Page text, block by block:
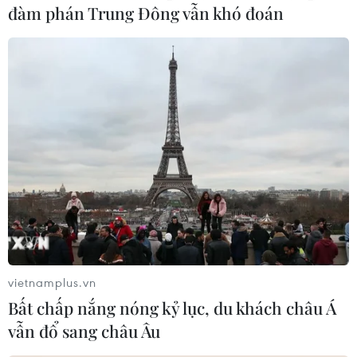
khôi phục kinh tế sau dịch, điều hành tỷ giá ổn
định và sẵn sàng can thiệp để đảm bảo thanh
khoản ngoại tệ cho nền kinh tế, không để xảy ra
Bên cạnh đó, Ngân hàng Nhà nước đã có
phương án điều hành lãi suất phù hợp như xem
xét giảm tiếp lãi suất điều hành như tái cấp vốn,
chiết khấu, thị trường mở... cùng với quyết liệt
chỉ đạo tổ chức tín dụng tiết giảm chi phí, giảm
lợi nhuận để tạo điều kiện tiếp tục giảm lãi suất
cho vay một cách bền vững thời gian tới.
Đối với các kiến nghị liên quan đến Thông tư
01, Thống đốc chia sẻ Thông tư 01 quy định việc
cơ cấu lại thời hạn trả nợ và giữ nguyên nhóm
đàm phán Trung Đông vẫn khó đoán
vietnamplus.vn
Bất chấp nắng nóng kỷ lục, du khách châu Á
vẫn đổ sang châu Âu